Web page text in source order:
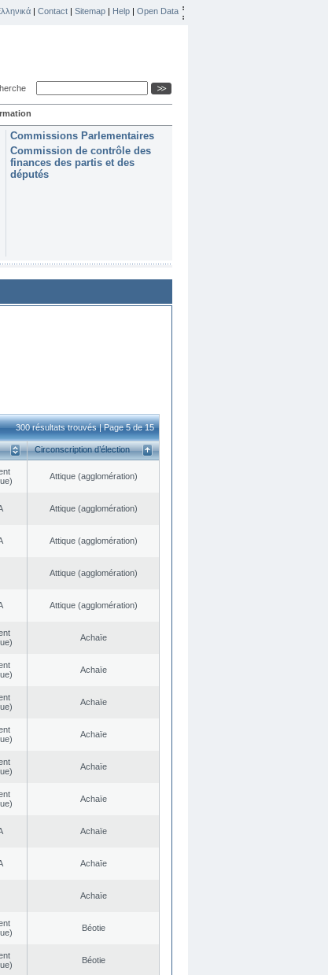
| Contact | Sitemap | Help | Open Data
Commissions Parlementaires
Commission de contrôle des
finances des partis et des
députés
300 résultats trouvés | Page 5 de 15
Circonscription d’élection
Αttique (agglomération)
Αttique (agglomération)
Αttique (agglomération)
Αttique (agglomération)
Αttique (agglomération)
Achaïe
Achaïe
Achaïe
Achaïe
Achaïe
Achaïe
Achaïe
Achaïe
Achaïe
Béotie
Béotie